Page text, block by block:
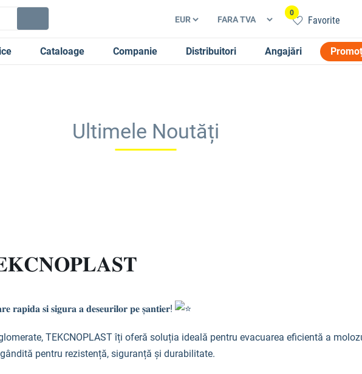
Favorite
0
Cataloage Companie Distribuitori Angajări
Ultimele Noutăți
𝐓𝐄𝐊𝐂𝐍𝐎𝐏𝐋𝐀𝐒𝐓
𝐬𝐢 𝐬𝐢𝐠𝐮𝐫𝐚 𝐚 𝐝𝐞𝐬𝐞𝐮𝐫𝐢𝐥𝐨𝐫 𝐩𝐞 𝐬̦𝐚𝐧𝐭𝐢𝐞𝐫!
TEKCNOPLAST îți oferă soluția ideală pentru evacuarea eficientă a
pentru rezistență, siguranță și durabilitate.